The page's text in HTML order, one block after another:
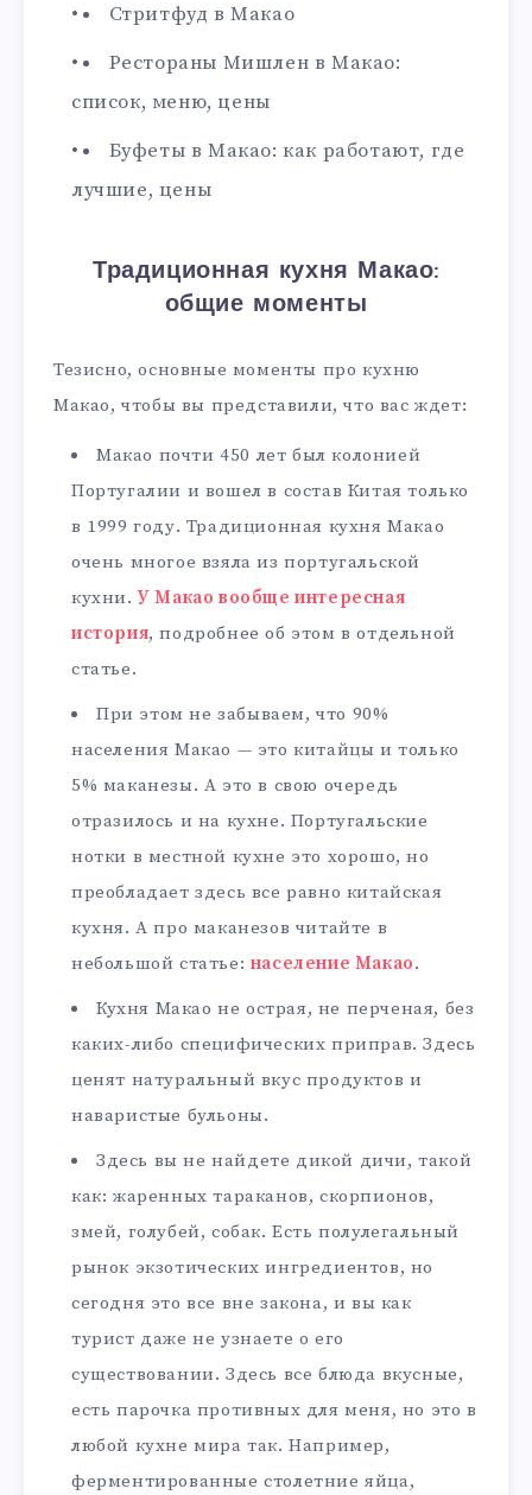
Стритфуд в Макао
Рестораны Мишлен в Макао:
список, меню, цены
Буфеты в Макао: как работают, где
лучшие, цены
Традиционная кухня Макао:
общие моменты
Тезисно, основные моменты про кухню
Макао, чтобы вы представили, что вас ждет:
Макао почти 450 лет был колонией
Португалии и вошел в состав Китая только
в 1999 году. Традиционная кухня Макао
очень многое взяла из португальской
кухни.У Макао вообще интересная
история, подробнее об этом в отдельной
статье.
При этом не забываем, что 90%
населения Макао — это китайцы и только
5% маканезы. А это в свою очередь
отразилось и на кухне. Португальские
нотки в местной кухне это хорошо, но
преобладает здесь все равно китайская
кухня. А про маканезов читайте в
небольшой статье: население Макао.
Кухня Макао не острая, не перченая, без
каких-либо специфических приправ. Здесь
ценят натуральный вкус продуктов и
наваристые бульоны.
Здесь вы не найдете дикой дичи, такой
как: жаренных тараканов, скорпионов,
змей, голубей, собак. Есть полулегальный
рынок экзотических ингредиентов, но
сегодня это все вне закона, и вы как
турист даже не узнаете о его
существовании. Здесь все блюда вкусные,
есть парочка противных для меня, но это в
любой кухне мира так. Например,
ферментированные столетние яйца,